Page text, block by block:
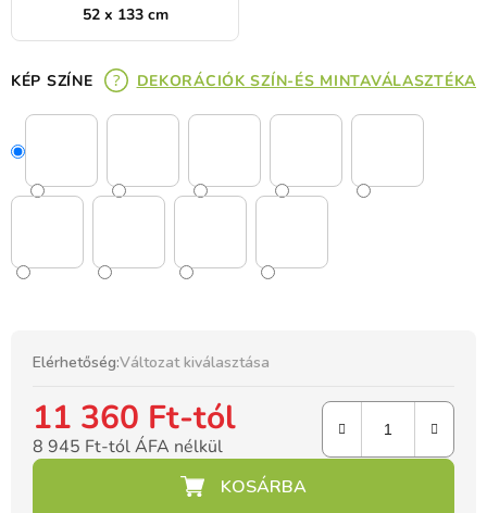
52 x 133 cm
KÉP SZÍNE DEKORÁCIÓK SZÍN-ÉS MINTAVÁLASZTÉKA
Elérhetőség:Változat kiválasztása
11 360 Ft-tól
8 945 Ft-tól ÁFA nélkül
Egységár: